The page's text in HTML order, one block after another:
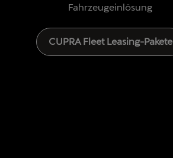
Fahrzeugeinlösung
CUPRA Fleet Leasing-Pakete